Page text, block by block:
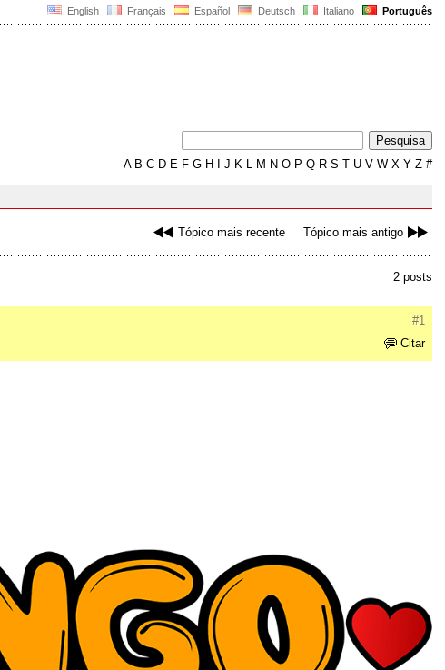
English Français Español Deutsch Italiano Português
AB C D E F G H J K L M N O P Q R S T U V W X Y Z #
Tópico mais recente Tópico mais antigo
2 posts
#1
Citar